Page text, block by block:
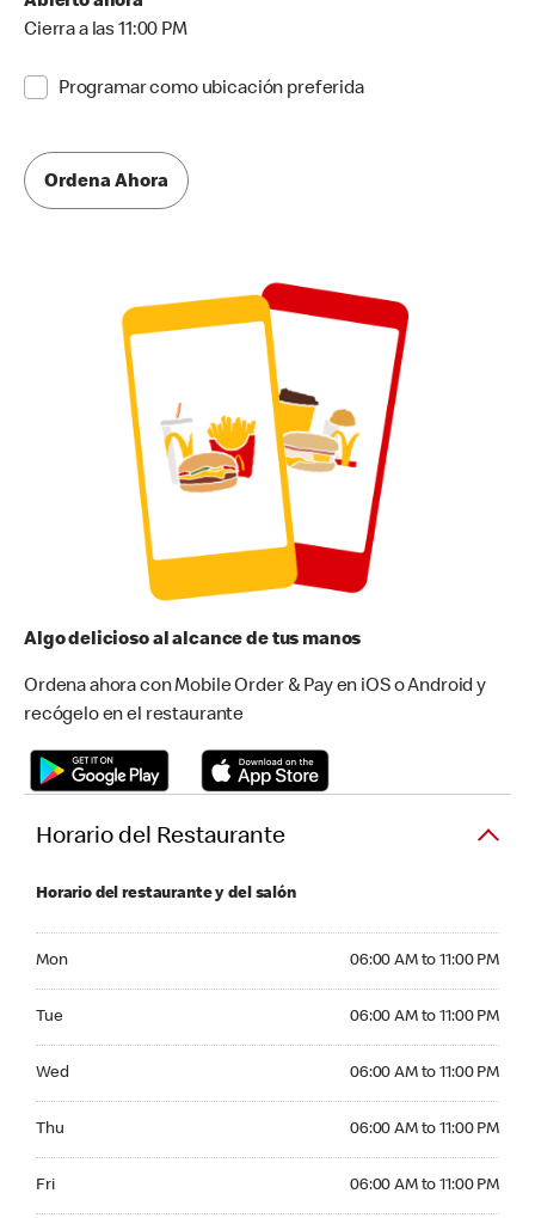
Cierra a las 11:00 PM
Programar como ubicación preferida
Ordena Ahora
Algo delicioso al alcance de tus manos
Ordena ahora con Mobile Order & Pay en iOS o Android y
recógelo en el restaurante
Horario del Restaurante
Horario del restaurante y del salón
Mon 06:00 AM to 11:00 PM
Tue 06:00 AM to 11:00 PM
Wed 06:00 AM to 11:00 PM
Thu 06:00 AM to 11:00 PM
Fri 06:00 AM to 11:00 PM